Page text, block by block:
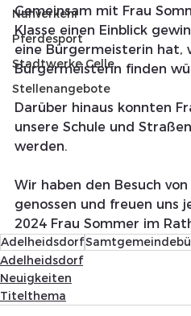
Nahverkehr
Pferdesport
Stadtwerke Celle
Stellenangebote
Gemeinsam mit Frau
Klasse einen Einblick
eine Bürgermeisterin hat,
Bürgermeisterin finden
Darüber hinaus konnten
unsere Schule und
werden.
Wir haben den Besuch
genossen und freuen uns
2024 Frau Sommer im
Adelheidsdorf
Adelheidsdorf
Neuigkeiten
Titelthema